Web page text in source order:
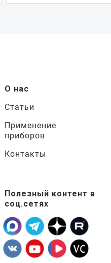
О нас
Статьи
Применение
приборов
Контакты
Полезный контент в
соц.сетях